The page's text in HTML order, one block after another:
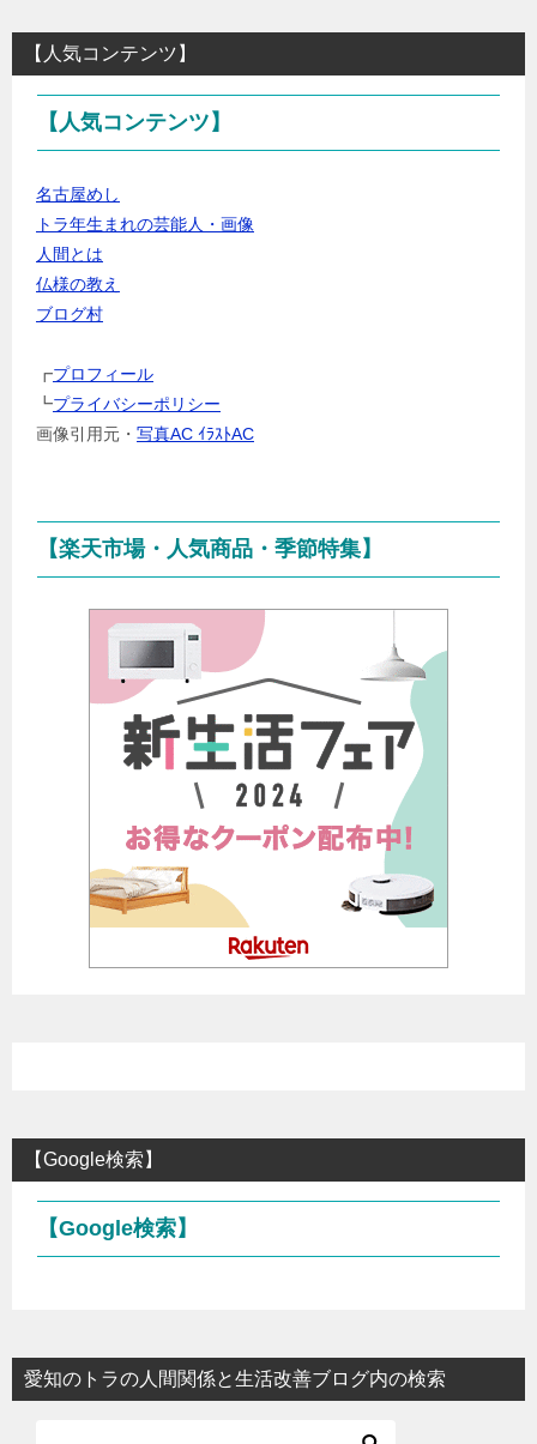
る
カ
テ
リ
ー・
ル
択
【人気コンテンツ】
【人気コンテンツ】
名古屋めし
トラ年生まれの芸能人・画像
人間とは
仏様の教え
ブログ村
┏プロフィール
┗プライバシーポリシー
画像引用元・ 写真AC ｲﾗｽﾄAC
【楽天市場・人気商品・季節特集】
【Google検索】
【Google検索】
愛知のトラの人間関係と生活改善ブログ内の検索